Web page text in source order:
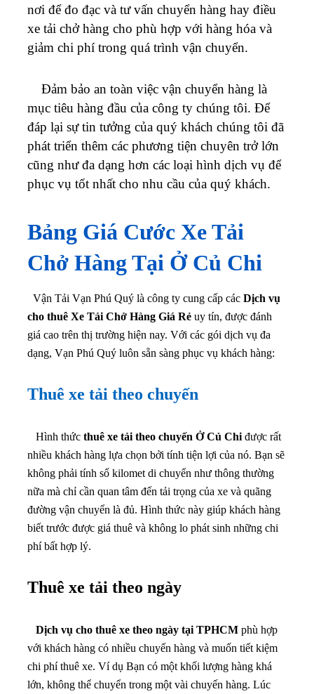
nơi để đo đạc và tư vấn chuyển hàng hay điều
xe tải chở hàng cho phù hợp với hàng hóa và
giảm chi phí trong quá trình vận chuyển.
Đảm bảo an toàn việc vận chuyển hàng là
mục tiêu hàng đầu của công ty chúng tôi. Để
đáp lại sự tin tưởng của quý khách chúng tôi đã
phát triển thêm các phương tiện chuyên trở lớn
cũng như đa dạng hơn các loại hình dịch vụ để
phục vụ tốt nhất cho nhu cầu của quý khách.
Bảng Giá Cước Xe Tải
Chở Hàng Tại Ở Củ Chi
Vận Tải Vạn Phú Quý là công ty cung cấp các Dịch vụ
cho thuê Xe Tải Chở Hàng Giá Rẻ uy tín, được đánh
giá cao trên thị trường hiện nay. Với các gói dịch vụ đa
dạng, Vạn Phú Quý luôn sẵn sàng phục vụ khách hàng:
Thuê xe tải theo chuyến
Hình thức thuê xe tải theo chuyến Ở Củ Chi được rất
nhiều khách hàng lựa chọn bởi tính tiện lợi của nó. Bạn sẽ
không phải tính số kilomet di chuyển như thông thường
nữa mà chỉ cần quan tâm đến tải trọng của xe và quãng
đường vận chuyển là đủ. Hình thức này giúp khách hàng
biết trước được giá thuê và không lo phát sinh những chi
phí bất hợp lý.
Thuê xe tải theo ngày
Dịch vụ cho thuê xe theo ngày tại TPHCM phù hợp
với khách hàng có nhiều chuyến hàng và muốn tiết kiệm
chi phí thuê xe. Ví dụ Bạn có một khối lượng hàng khá
lớn, không thể chuyển trong một vài chuyến hàng. Lúc